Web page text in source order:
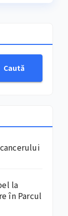
Caută
la
în Parcul